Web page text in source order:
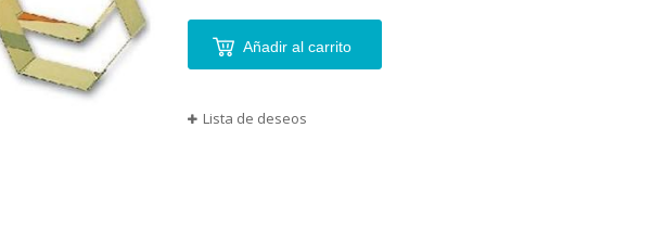
Añadir al carrito
Lista de deseos